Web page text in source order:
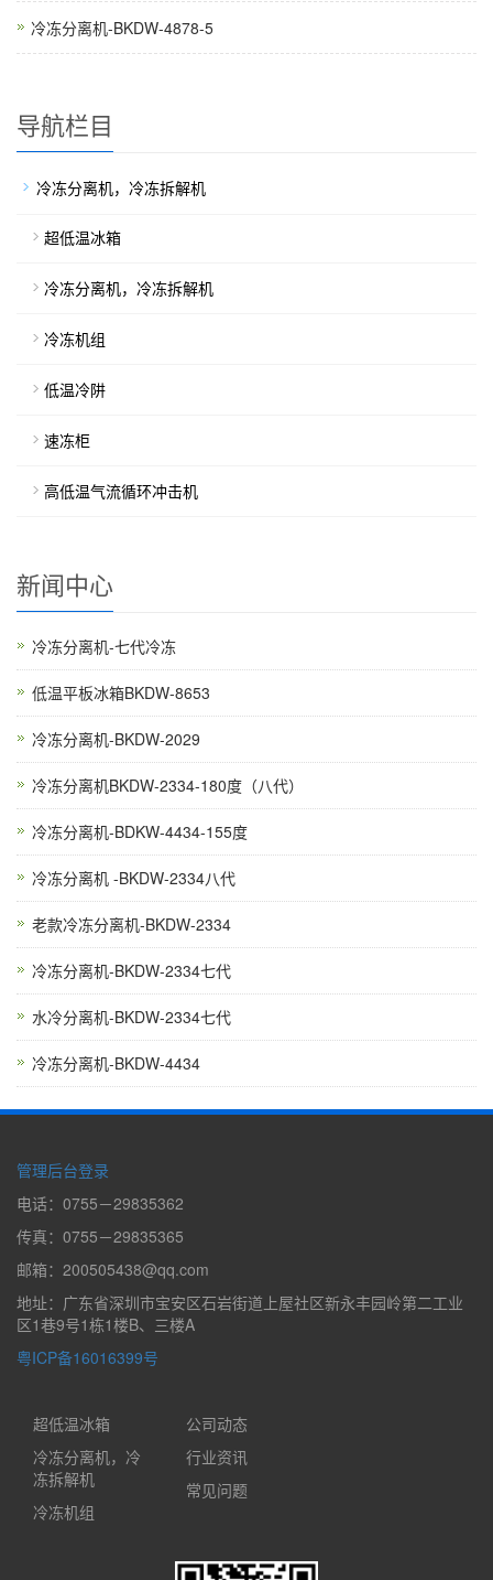
冷冻分离机-BKDW-4878-5
导航栏目
冷冻分离机，冷冻拆解机
超低温冰箱
冷冻分离机，冷冻拆解机
冷冻机组
低温冷阱
速冻柜
高低温气流循环冲击机
新闻中心
冷冻分离机-七代冷冻
低温平板冰箱BKDW-8653
冷冻分离机-BKDW-2029
冷冻分离机BKDW-2334-180度（八代）
冷冻分离机-BDKW-4434-155度
冷冻分离机 -BKDW-2334八代
老款冷冻分离机-BKDW-2334
冷冻分离机-BKDW-2334七代
水冷分离机-BKDW-2334七代
冷冻分离机-BKDW-4434
管理后台登录
电话：0755－29835362
传真：0755－29835365
邮箱：200505438@qq.com
地址：广东省深圳市宝安区石岩街道上屋社区新永丰园岭第二工业
区1巷9号1栋1楼B、三楼A
粤ICP备16016399号
超低温冰箱
冷冻分离机，冷
冻拆解机
冷冻机组
公司动态
行业资讯
常见问题